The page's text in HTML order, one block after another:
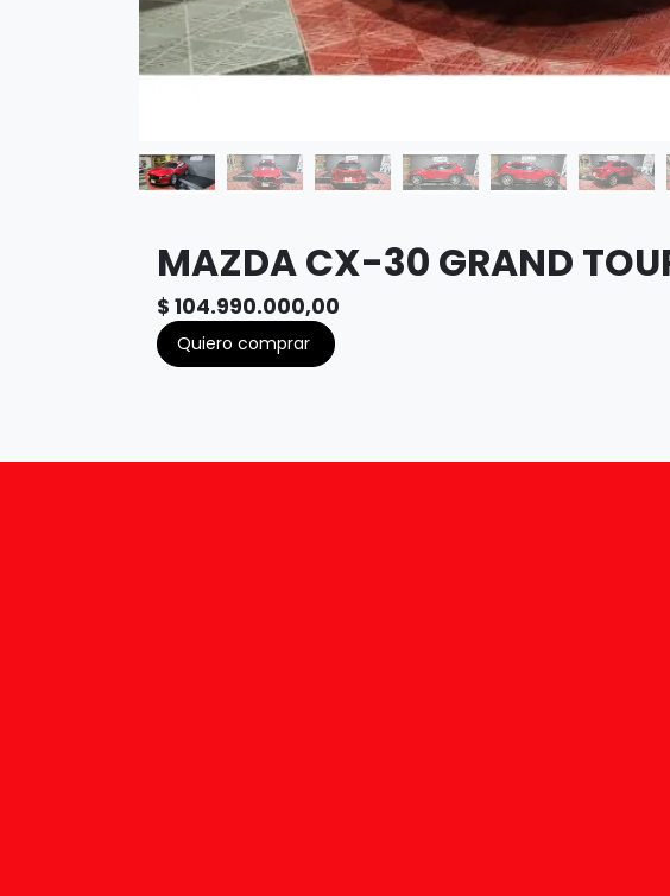
MAZDA CX-30 GRAND
$ 104.990.000,00
Quiero comprar